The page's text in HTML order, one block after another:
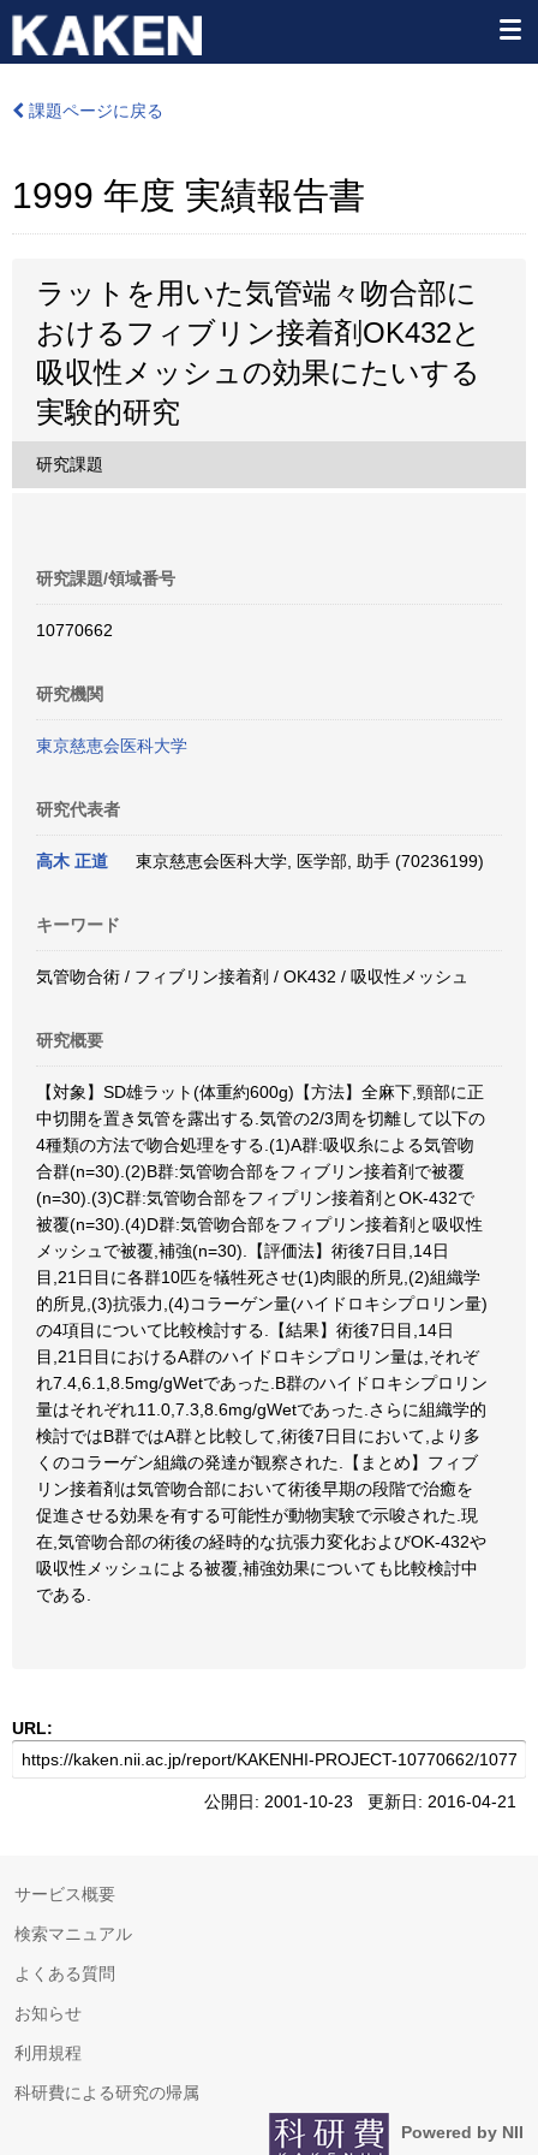
課題ページに戻る
1999 年度 実績報告書
ラットを用いた気管端々吻合部に
おけるフィブリン接着剤OK432と
吸収性メッシュの効果にたいする
実験的研究
研究課題
研究課題/領域番号
10770662
研究機関
東京慈恵会医科大学
研究代表者
高木 正道 東京慈恵会医科大学, 医学部, 助手 (70236199)
キーワード
気管吻合術 / フィブリン接着剤 / OK432 / 吸収性メッシュ
研究概要
【対象】SD雄ラット(体重約600g)【方法】全麻下,頸部に正
中切開を置き気管を露出する.気管の2/3周を切離して以下の
4種類の方法で吻合処理をする.(1)A群:吸収糸による気管吻
合群(n=30).(2)B群:気管吻合部をフィブリン接着剤で被覆
(n=30).(3)C群:気管吻合部をフィプリン接着剤とOK-432で
被覆(n=30).(4)D群:気管吻合部をフィプリン接着剤と吸収性
メッシュで被覆,補強(n=30).【評価法】術後7日目,14日
目,21日目に各群10匹を犠牲死させ(1)肉眼的所見,(2)組織学
的所見,(3)抗張力,(4)コラーゲン量(ハイドロキシプロリン量)
の4項目について比較検討する.【結果】術後7日目,14日
目,21日目におけるA群のハイドロキシプロリン量は,それぞ
れ7.4,6.1,8.5mg/gWetであった.B群のハイドロキシプロリン
量はそれぞれ11.0,7.3,8.6mg/gWetであった.さらに組織学的
検討ではB群ではA群と比較して,術後7日目において,より多
くのコラーゲン組織の発達が観察された.【まとめ】フィブ
リン接着剤は気管吻合部において術後早期の段階で治癒を
促進させる効果を有する可能性が動物実験で示唆された.現
在,気管吻合部の術後の経時的な抗張力変化およびOK-432や
吸収性メッシュによる被覆,補強効果についても比較検討中
である.
URL:
公開日: 2001-10-23 更新日: 2016-04-21
サービス概要
検索マニュアル
よくある質問
お知らせ
利用規程
科研費による研究の帰属
Powered by NII